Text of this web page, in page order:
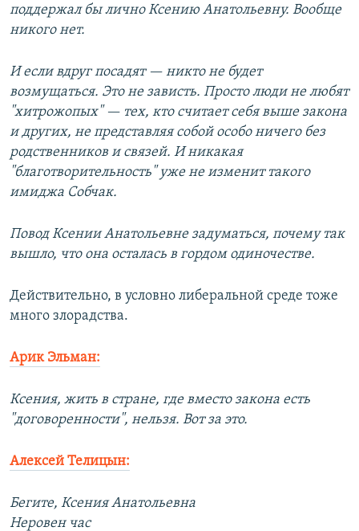
поддержал бы лично Ксению Анатольевну. Вообще
никого нет.
И если вдруг посадят — никто не будет
возмущаться. Это не зависть. Просто люди не любят
"хитрожопых" — тех, кто считает себя выше закона
и других, не представляя собой особо ничего без
родственников и связей. И никакая
"благотворительность" уже не изменит такого
имиджа Собчак.
Повод Ксении Анатольевне задуматься, почему так
вышло, что она осталась в гордом одиночестве.
Действительно, в условно либеральной среде тоже
много злорадства.
Арик Эльман:
Ксения, жить в стране, где вместо закона есть
"договоренности", нельзя. Вот за это.
Алексей Телицын:
Бегите, Ксения Анатольевна
Неровен час